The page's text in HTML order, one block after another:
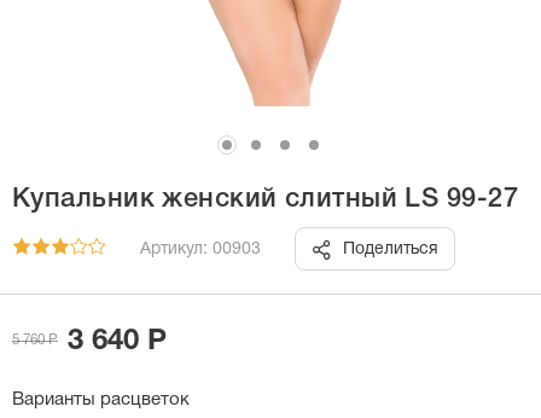
Купальник женский слитный LS 99-27
Артикул: 00903 Поделиться
5 760 Р 3 640 Р
Варианты расцветок